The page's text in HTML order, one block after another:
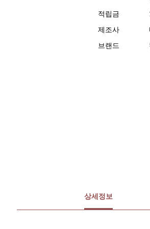
적립금
제조사
브랜드
상세정보